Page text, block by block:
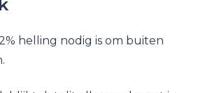
helling nodig is om buiten